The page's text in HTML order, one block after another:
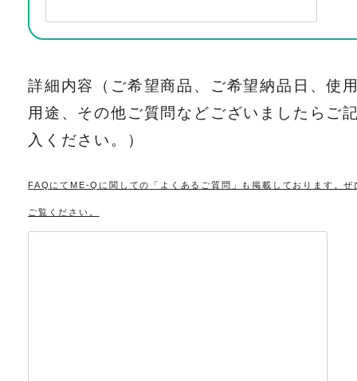
詳細内容（ご希望商品、ご希望納品日、使
用途、その他ご質問などございましたらご
入ください。）
FAQにてME-Qに関しての「よくあるご質問」も掲載しております。ぜ
ご覧ください。